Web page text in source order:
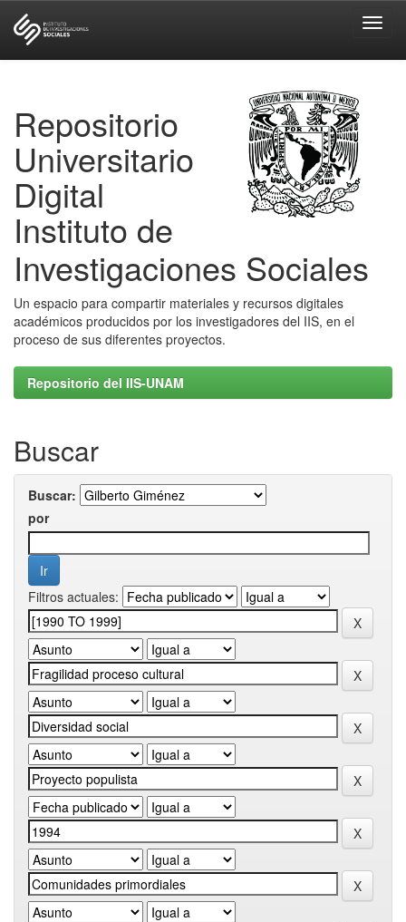
Repositorio
Universitario
Digital
Instituto de
Investigaciones Sociales
Un espacio para compartir materiales y recursos digitales
académicos producidos por los investigadores del IIS, en el
proceso de sus diferentes proyectos.
Repositorio del IIS-UNAM
Buscar
Buscar:
por
Filtros actuales: